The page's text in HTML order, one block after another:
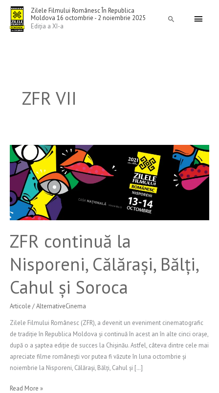
Skip
content
Zilele Filmului Românesc În Republica
Moldova 16 octombrie - 2 noiembrie 2025
Ediția a XI-a
Search
ZFR VII
ZFR continuă la
Nisporeni, Călărași, Bălți,
Cahul și Soroca
Articole /AlternativeCinema
Zilele Filmului Românesc (ZFR), a devenit un eveniment cinematografic
de tradiție în Republica Moldova și continuă în acest an în alte cinci orașe,
după o a șaptea ediție de succes la Chișinău. Astfel, câteva dintre cele mai
apreciate filme românești vor putea fi văzute în luna octombrie și
noiembrie la Nisporeni, Călărași, Bălți, Cahul și […]
ZFR
continuă
la
Nisporeni,
Călărași,
Bălți,
Cahul
Soroca
Read More »